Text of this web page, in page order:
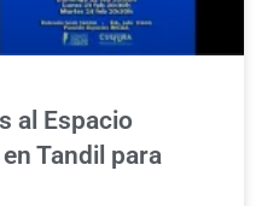
al Espacio
Tandil para